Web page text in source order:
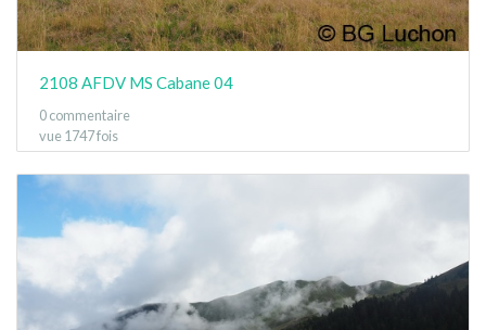
2108 AFDV MS Cabane 04
0 commentaire
vue 1747 fois